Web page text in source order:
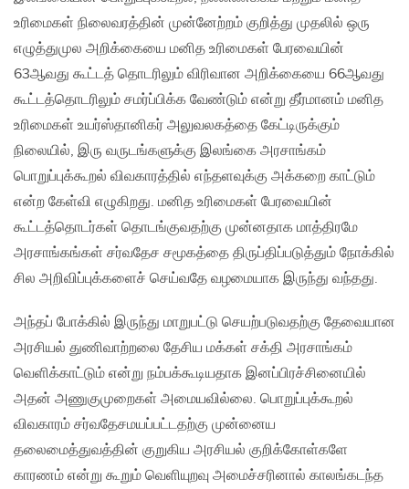
உரிமைகள் நிலைவரத்தின் முன்னேற்றம் குறித்து முதலில் ஒரு
எழுத்துமுல அறிக்கையை மனித உரிமைகள் பேரவையின்
63ஆவது கூட்டத் தொடரிலும் விரிவான அறிக்கையை 66ஆவது
கூட்டத்தொடரிலும் சமர்ப்பிக்க வேண்டும் என்று தீர்மானம் மனித
உரிமைகள் உயர்ஸ்தானிகர் அலுவலகத்தை கேட்டிருக்கும்
நிலையில், இரு வருடங்களுக்கு இலங்கை அரசாங்கம்
பொறுப்புக்கூறல் விவகாரத்தில் எந்தளவுக்கு அக்கறை காட்டும்
என்ற கேள்வி எழுகிறது. மனித உரிமைகள் பேரவையின்
கூட்டத்தொடர்கள் தொடங்குவதற்கு முன்னதாக மாத்திரமே
அரசாங்கங்கள் சர்வதேச சமூகத்தை திருப்திப்படுத்தும் நோக்கில்
சில அறிவிப்புக்களைச் செய்வதே வழமையாக இருந்து வந்தது.
அந்தப் போக்கில் இருந்து மாறுபட்டு செயற்படுவதற்கு தேவையான
அரசியல் துணிவாற்றலை தேசிய மக்கள் சக்தி அரசாங்கம்
வெளிக்காட்டும் என்று நம்பக்கூடியதாக இனப்பிரச்சினையில்
அதன் அணுகுமுறைகள் அமையவில்லை. பொறுப்புக்கூறல்
விவகாரம் சர்வதேசமயப்பட்டதற்கு முன்னைய
தலைமைத்துவத்தின் குறுகிய அரசியல் குறிக்கோள்களே
காரணம் என்று கூறும் வெளியுறவு அமைச்சரினால் காலங்கடந்த